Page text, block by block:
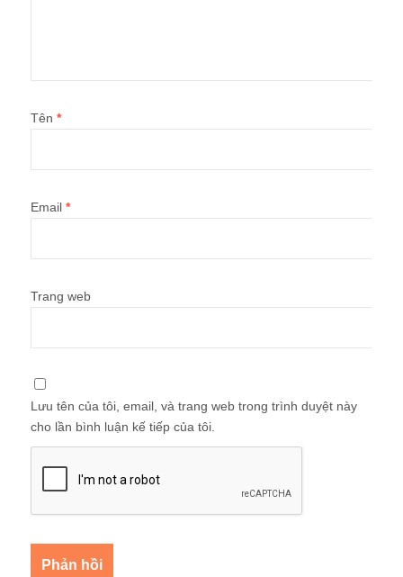
Tên *
Email *
Trang web
Lưu tên của tôi, email, và trang web trong trình duyệt này
cho lần bình luận kế tiếp của tôi.